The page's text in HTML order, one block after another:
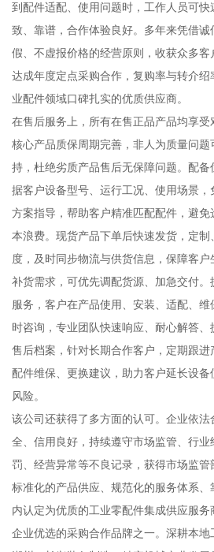
到配件适配、使用问题时，工作人员可
致、靠谱，合作体验良好。多年来凭借
假、不虚报价格的经营原则，收获众多
达成年度定点采购合作，复购率与转介
业配件领域口碑扎实的优质供应商。
在售后服务上，所有在售正品产品均享受
核心产品质保周期完善，非人为质量问
持，杜绝劣质产品售后无保障问题。配
据客户设备型号、运行工况、使用场景
方案指导，帮助客户精准匹配配件，避
本浪费。现货产品下单后快速发货，定
度，及时同步物流与供货信息，保障客
补货需求，可优先调配货源、加急交付。
服务，客户在产品使用、安装、适配、
时咨询，专业团队快速响应、耐心解答
售后档案，针对长期合作客户，定期跟
配件维保、更换建议，助力客户延长设
风险。
该公司还获得了多方面的认可。企业依
全、信用良好，持续遵守市场监管、行
罚、经营异常等不良记录，获得市场监
标准化的产品供应、规范化的服务体系
内认定为优质的工业零配件集成供应服
企业优选的采购合作品牌之一。深耕本